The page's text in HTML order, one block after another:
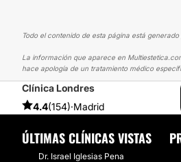
Todo el contenido de esta página está
La información que aparece en
hace apología de un tratamiento médico
Clínica Londres
4.4(154)·Madrid
MULTIESTETICA
ÚLTIMAS CLÍNICAS VISTAS
Dr. Israel Iglesias Pena